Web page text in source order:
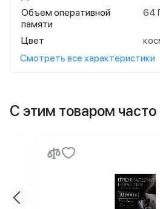
Объем оперативной
памяти
64
Цвет
Смотреть все характеристики
С этим товаром